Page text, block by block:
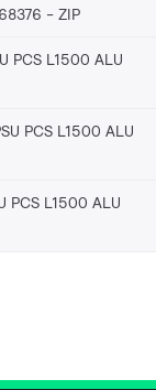
ZIP
PCS L1500 ALU
PCS L1500 ALU
PCS L1500 ALU